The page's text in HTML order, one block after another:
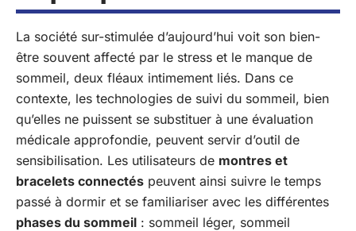
La société sur-stimulée d’aujourd’hui voit son bien-
être souvent affecté par le stress et le manque de
sommeil, deux fléaux intimement liés. Dans ce
contexte, les technologies de suivi du sommeil, bien
qu’elles ne puissent se substituer à une évaluation
médicale approfondie, peuvent servir d’outil de
sensibilisation. Les utilisateurs de montres et
bracelets connectés peuvent ainsi suivre le temps
passé à dormir et se familiariser avec les différentes
phases du sommeil : sommeil léger, sommeil